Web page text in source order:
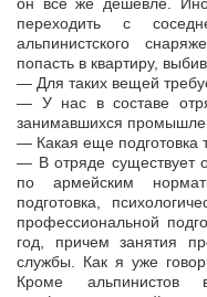
он все же дешевле.
переходить с
альпинистского
попасть в квартиру,
— Для таких вещей
— У нас в составе
занимавшихся
— Какая еще подготовка
— В отряде существует
по армейским
подготовка,
профессиональной
год, причем занятия
службы. Как я уже
Кроме